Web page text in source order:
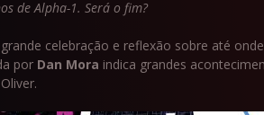
de Alpha-1. Será o fim?
celebração e reflexão sobre até
por Dan Mora indica grandes